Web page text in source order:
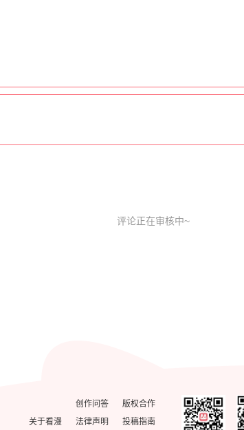
评论正在审核中~
关于看漫
创作问答
法律声明
版权合作
投稿指南